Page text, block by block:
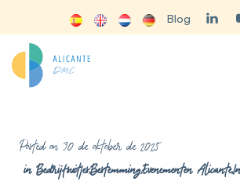
Blog
Posted on 30 de oktober de 2025
in Bedrijfsuitjes,Bestemming,Evenementen Alicante,